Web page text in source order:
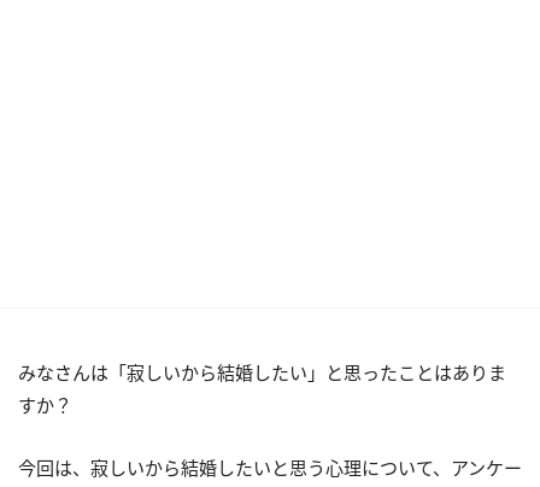
みなさんは「寂しいから結婚したい」と思ったことはありま
すか？
今回は、寂しいから結婚したいと思う心理について、アンケー